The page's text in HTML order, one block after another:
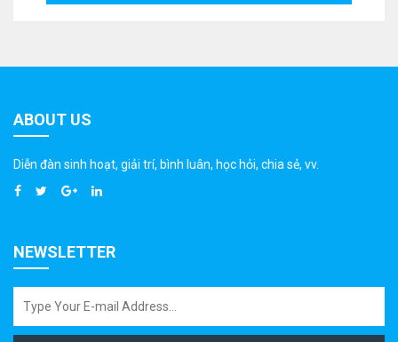
ABOUT US
Diễn đàn sinh hoạt, giải trí, bình luân, học hỏi, chia sẻ, vv.
NEWSLETTER